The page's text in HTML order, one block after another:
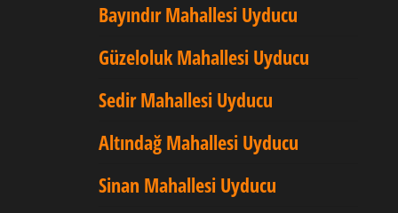
Bayındır Mahallesi Uyducu
Güzeloluk Mahallesi Uyducu
Sedir Mahallesi Uyducu
Altındağ Mahallesi Uyducu
Sinan Mahallesi Uyducu